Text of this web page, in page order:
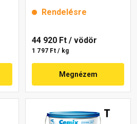
Rendelésre
44 920 Ft / vödör
1 797 Ft / kg
Megnézem